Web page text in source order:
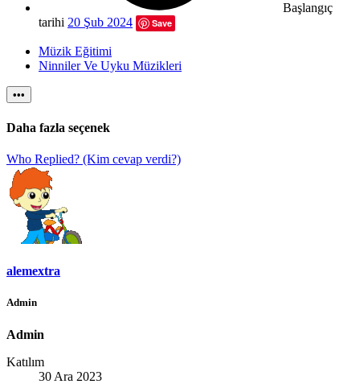
Başlangıç
tarihi 20 Şub 2024 Save
Müzik Eğitimi
Ninniler Ve Uyku Müzikleri
•••
Daha fazla seçenek
Who Replied? (Kim cevap verdi?)
alemextra
Admin
Admin
Katılım
30 Ara 2023